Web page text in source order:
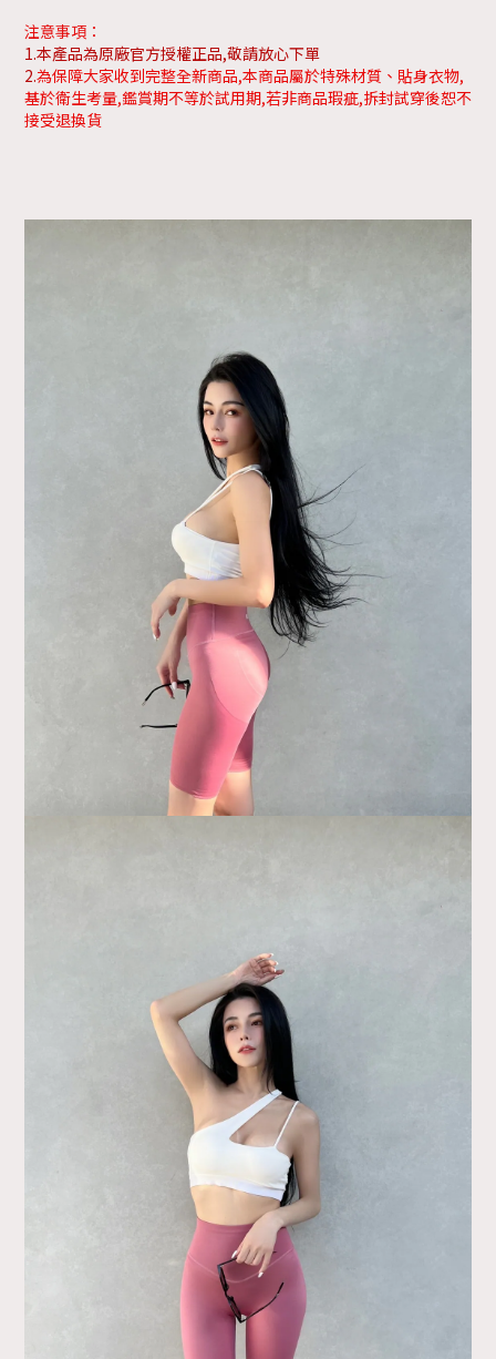
注意事項：
1.本產品為原廠官方授權正品,敬請放心下單
2.為保障大家收到完整全新商品,本商品屬於特殊材質、貼身衣物,
基於衛生考量,鑑賞期不等於試用期,若非商品瑕疵,拆封試穿後恕不
接受退換貨